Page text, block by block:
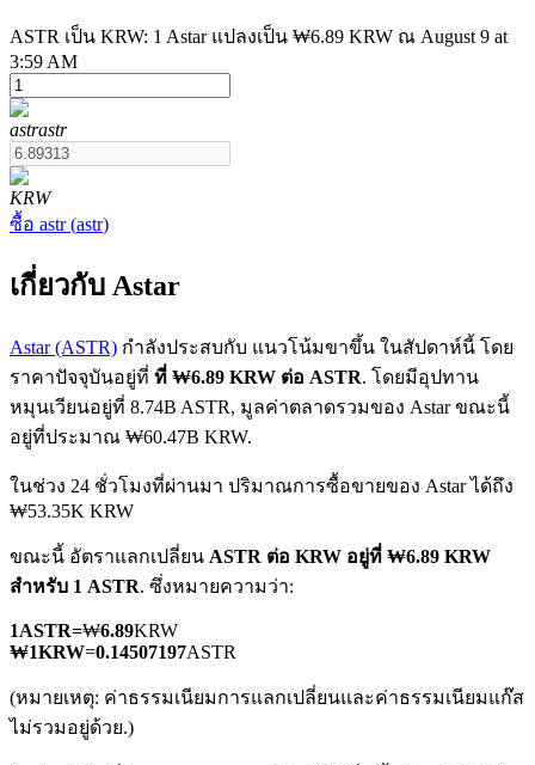
ฟิวเจอร์สที่ใช้ USDT เป็นหลักประกัน
ฟิวเจอร์ส COIN-M
ฟิวเจอร์สสกุลเงินดิจิทัล
TradFi
อนุพันธ์ของหุ้น ฟอเร็กซ์ โลหะมีค่า และสินค้าโภคภัณฑ์
ASTR เป็น KRW: 1 Astar แปลงเป็น ₩6.89 KRW ณ August 9 at
3:59 AM
astrastr
KRW
ซื้อ astr(astr)
เกี่ยวกับ Astar
Astar (ASTR) กำลังประสบกับ แนวโน้มขาขึ้น ในสัปดาห์นี้ โดย
ราคาปัจจุบันอยู่ที่ ที่ ₩6.89 KRW ต่อ ASTR. โดยมีอุปทาน
หมุนเวียนอยู่ที่ 8.74B ASTR, มูลค่าตลาดรวมของ Astar ขณะนี้
อยู่ที่ประมาณ ₩60.47B KRW.
ในช่วง 24 ชั่วโมงที่ผ่านมา ปริมาณการซื้อขายของ Astar ได้ถึง
₩53.35K KRW
ขณะนี้ อัตราแลกเปลี่ยน ASTR ต่อ KRW อยู่ที่ ₩6.89 KRW
สำหรับ 1 ASTR. ซึ่งหมายความว่า:
1ASTR=₩6.89KRW
₩1KRW=0.14507197ASTR
(หมายเหตุ: ค่าธรรมเนียมการแลกเปลี่ยนและค่าธรรมเนียมแก๊ส
ไม่รวมอยู่ด้วย.)